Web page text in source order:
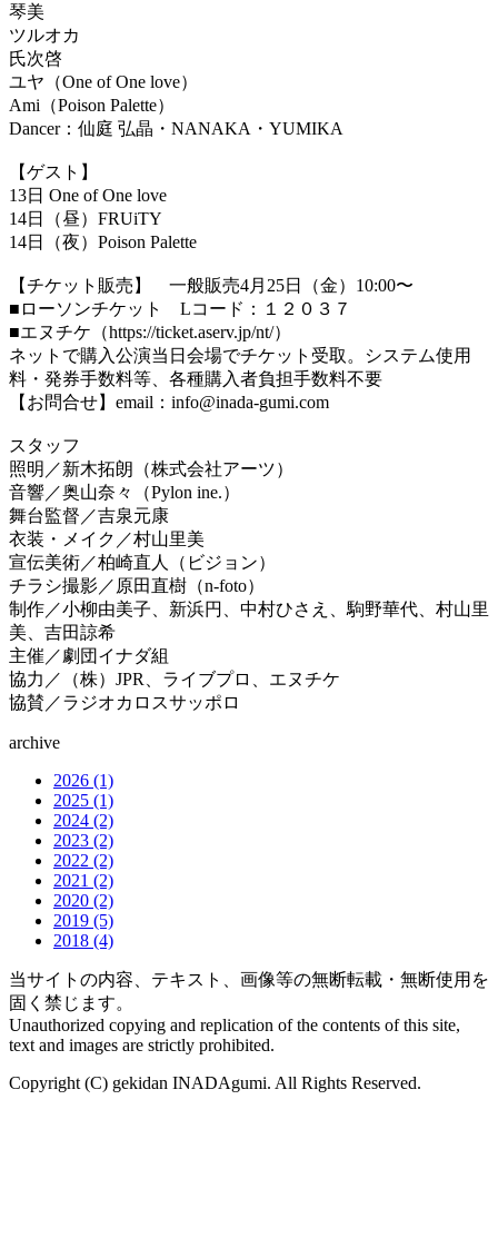
琴美
ツルオカ
氏次啓
ユヤ（One of One love）
Ami（Poison Palette）
Dancer：仙庭 弘晶・NANAKA・YUMIKA
【ゲスト】
13日 One of One love
14日（昼）FRUiTY
14日（夜）Poison Palette
【チケット販売】 一般販売4月25日（金）10:00〜
■ローソンチケット Lコード：１２０３７
■エヌチケ（https://ticket.aserv.jp/nt/）
ネットで購入公演当日会場でチケット受取。システム使用
料・発券手数料等、各種購入者負担手数料不要
【お問合せ】email：info@inada-gumi.com
スタッフ
照明／新木拓朗（株式会社アーツ）
音響／奥山奈々（Pylon ine.）
舞台監督／吉泉元康
衣装・メイク／村山里美
宣伝美術／柏崎直人（ビジョン）
チラシ撮影／原田直樹（n-foto）
制作／小柳由美子、新浜円、中村ひさえ、駒野華代、村山里
美、吉田諒希
主催／劇団イナダ組
協力／（株）JPR、ライブプロ、エヌチケ
協賛／ラジオカロスサッポロ
archive
2026 (1)
2025 (1)
2024 (2)
2023 (2)
2022 (2)
2021 (2)
2020 (2)
2019 (5)
2018 (4)
当サイトの内容、テキスト、画像等の無断転載・無断使用を
固く禁じます。
Unauthorized copying and replication of the contents of this site,
text and images are strictly prohibited.
Copyright (C) gekidan INADAgumi. All Rights Reserved.